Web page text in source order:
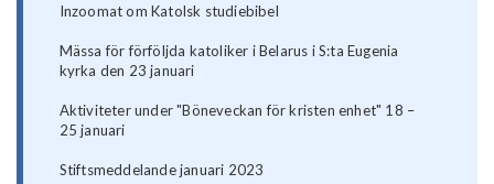
Inzoomat om Katolsk studiebibel
Mässa för förföljda katoliker i Belarus i S:ta Eugenia
kyrka den 23 januari
Aktiviteter under "Böneveckan för kristen enhet" 18 –
25 januari
Stiftsmeddelande januari 2023